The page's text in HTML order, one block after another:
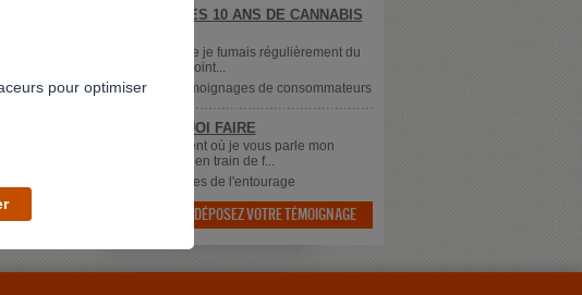
MON SEVRAGE APRÈS 10 ANS DE CANNABIS
Bonjour, Voilà 10 ans que je fumais régulièrement du
cannabis (environ 4 à 5 joint...
Profil supprimédans Témoignages de consommateurs
JE NE SAIS PLUS QUOI FAIRE
Bonjour à tous, Au moment où je vous parle mon
conjoint qui à 43 ans est en train de f...
Témoignages de l'entourage
DÉPOSEZ VOTRE TÉMOIGNAGE
pour optimiser